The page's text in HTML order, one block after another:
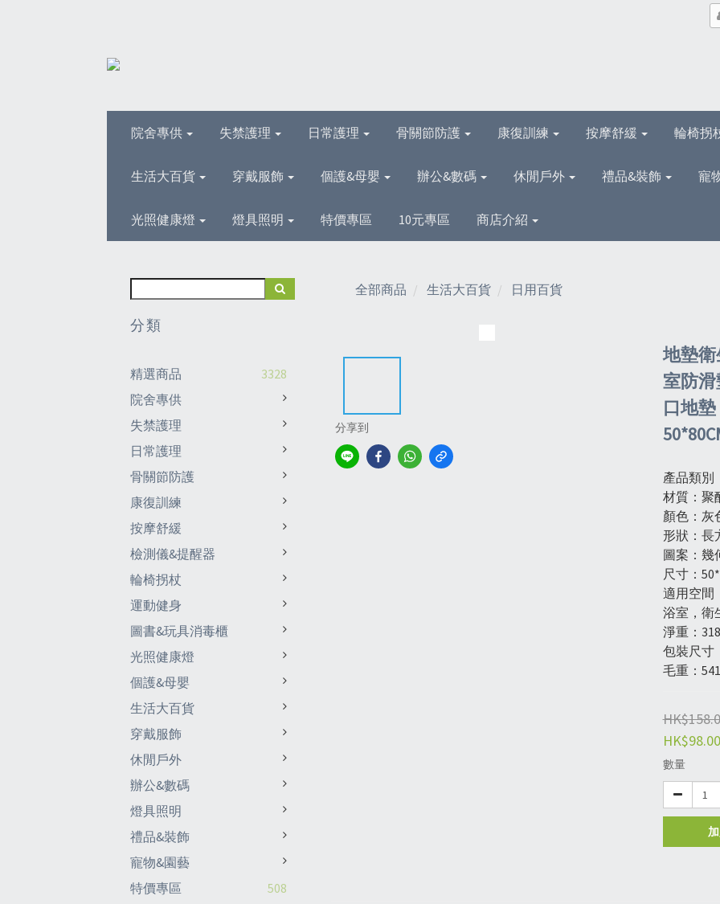
院舍專供 失禁護理 日常護理 骨關節防護 康復訓練 按摩舒緩 輪椅拐
生活大百貨 穿戴服飾 個護&母嬰 辦公&數碼 休閒戶外 禮品&裝飾 寵
光照健康燈 燈具照明 特價專區 10元專區 商店介紹
分類
精選商品
3328
院舍專供
失禁護理
日常護理
骨關節防護
康復訓練
按摩舒緩
檢測儀&提醒器
輪椅拐杖
運動健身
圖書&玩具消毒櫃
光照健康燈
個護&母嬰
生活大百貨
穿戴服飾
休閒戶外
辦公&數碼
燈具照明
禮品&裝飾
寵物&園藝
特價專區
508
全部商品 生活大百貨 日用百貨
分享到
地墊衛
室防滑
口地
產品類別
材質：聚
顏色：灰
形狀：長
圖案：幾
尺寸：
適用空間
浴室，衛
淨重：
包裝尺寸
毛重：
HK$98.00
數量